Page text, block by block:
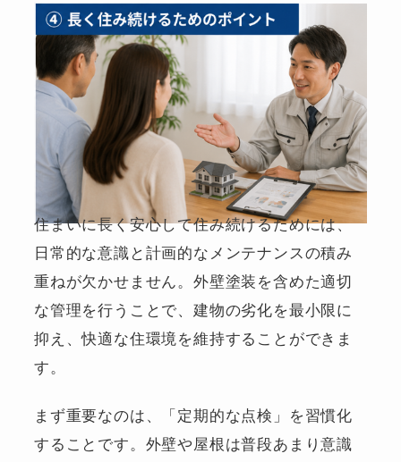
住まいに長く安心して住み続けるためには、
日常的な意識と計画的なメンテナンスの積み
重ねが欠かせません。外壁塗装を含めた適切
な管理を行うことで、建物の劣化を最小限に
抑え、快適な住環境を維持することができま
す。
まず重要なのは、「定期的な点検」を習慣化
することです。外壁や屋根は普段あまり意識